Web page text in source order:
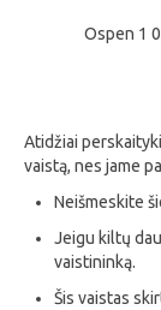
Ospen 1
Atidžiai
vaistą, nes jame
Neišmeskite
Jeigu kiltų
vaistininką.
Šis vaistas